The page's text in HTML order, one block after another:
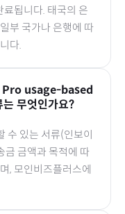
료됩니다. 태국의 은
부 국가나 은행에 따
다.
Pro usage-based
무엇인가요?
수 있는 서류(인보이
금 금액과 목적에 따
, 모인비즈플러스에